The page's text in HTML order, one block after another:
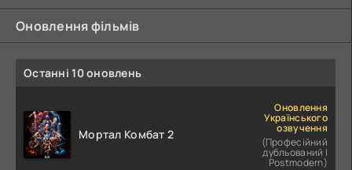
Оновлення фільмів
Останні 10 оновлень
Мортал Комбат 2
Оновлення
Українського
озвучення
(Професійний
дубльований |
Postmodern)